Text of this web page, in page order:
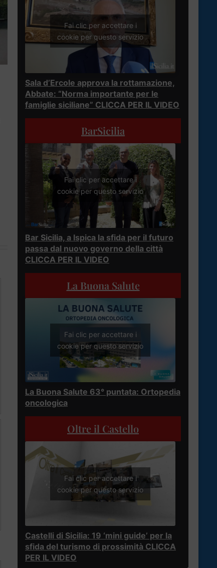
Fai clic per accettare i
cookie per questo servizio
Sala d’Ercole approva la rottamazione,
Abbate: “Norma importante per le
famiglie siciliane” CLICCA PER IL VIDEO
BarSicilia
Fai clic per accettare i
cookie per questo servizio
Bar Sicilia, a Ispica la sfida per il futuro
passa dal nuovo governo della città
CLICCA PER IL VIDEO
La Buona Salute
Fai clic per accettare i
cookie per questo servizio
La Buona Salute 63° puntata: Ortopedia
oncologica
Oltre il Castello
Fai clic per accettare i
cookie per questo servizio
Castelli di Sicilia: 19 ‘mini guide’ per la
sfida del turismo di prossimità CLICCA
PER IL VIDEO